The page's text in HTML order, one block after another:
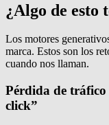
¿Algo de esto
Los motores
marca. Estos son los
cuando nos llaman.
Pérdida de
click”